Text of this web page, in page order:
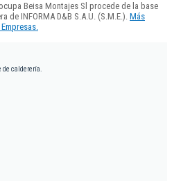
Beisa Montajes Sl procede de la base
de INFORMA D&B S.A.U. (S.M.E.). Más
de calderería.